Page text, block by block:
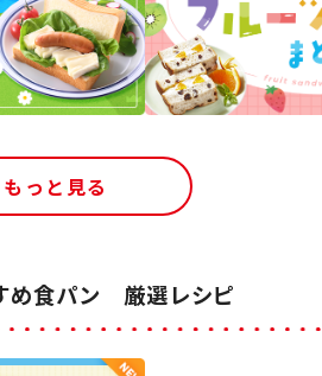
もっと見る
め食パン 厳選レシピ